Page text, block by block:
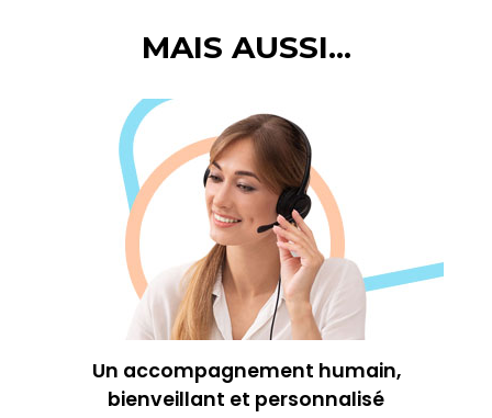
MAIS AUSSI...
Un accompagnement humain,
bienveillant et personnalisé